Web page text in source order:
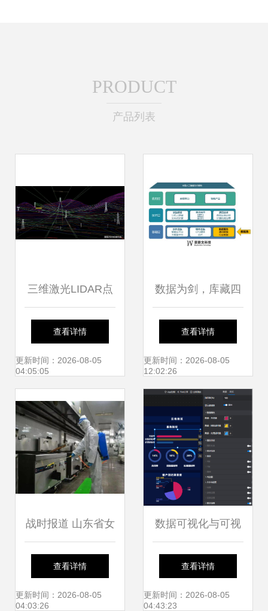
PRODUCT
产品列表
三维激光LIDAR点
云数据处理 为智慧
应用点亮精准之眼
查看详情
更新时间：2026-08-05
04:05:05
数据为剑，库藏四
方 景联文科技以自
有数据库构建数据
服务护城河
查看详情
更新时间：2026-08-05
12:02:26
战时报道 山东省女
子监狱成功开展冷
链食品新冠肺炎疫
查看详情
更新时间：2026-08-05
04:03:26
数据可视化与可视
化数据分析服务 赋
能客户服务管理新
查看详情
更新时间：2026-08-05
04:43:23